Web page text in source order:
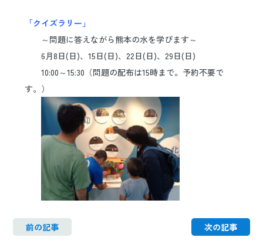
日本語
「クイズラリー」
～問題に答えながら熊本の水を学びます～
6月8日(日)、15日(日)、22日(日)、29日(日)
10:00～15:30（問題の配布は15時まで。予約不要で
す。）
前の記事 次の記事